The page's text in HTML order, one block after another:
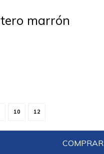
marrón
10 12
COMPRAR